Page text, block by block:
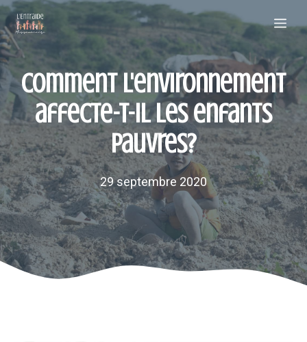
Aller
au
contenu
Comment l'environnement
affecte-t-il les enfants
pauvres?
29 septembre 2020